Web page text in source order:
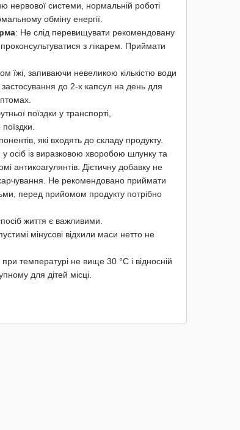
системи, нормальній роботі
обміну енергії.
: Не слід перевищувати рекомендовану
з лікарем. Приймати
їжі, запиваючи невеликою кількістю води
до 2-х капсул на день для
поїздки у транспорті,
які входять до складу продукту.
осіб із виразковою хворобою шлунку та
антикоагулянтів. Дієтичну добавку не
харчування. Не рекомендовано приймати
перед прийомом продукту потрібно
життя є важливими.
мінусові відхили маси нетто не
температурі не вище 30 °С і відносній
для дітей місці.